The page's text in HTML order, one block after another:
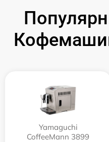
Yamaguchi
CoffeeMann 3899